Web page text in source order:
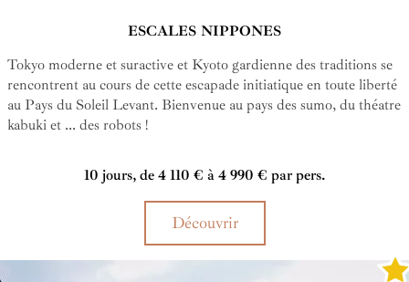
ESCALES NIPPONES
Tokyo moderne et suractive et Kyoto gardienne des traditions se
rencontrent au cours de cette escapade initiatique en toute liberté
au Pays du Soleil Levant. Bienvenue au pays des sumo, du théatre
kabuki et ... des robots !
10 jours, de 4 110 € à 4 990 € par pers.
Découvrir